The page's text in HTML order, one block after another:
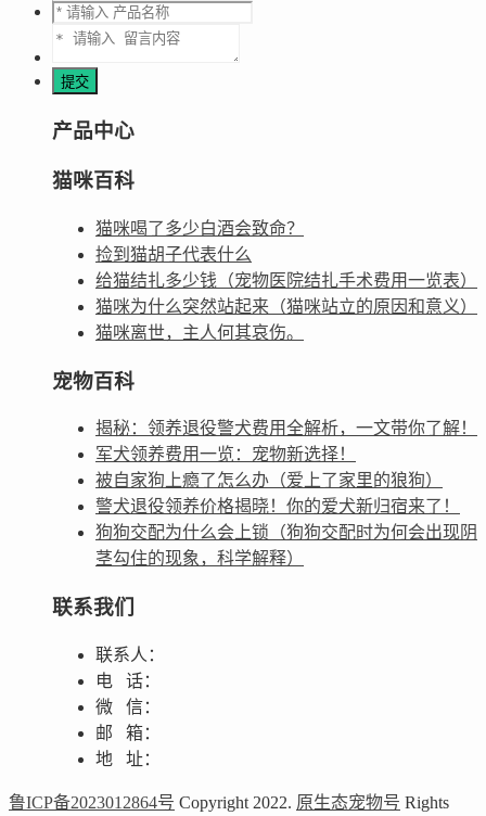
产品中心
猫咪百科
猫咪喝了多少白酒会致命？
捡到猫胡子代表什么
给猫结扎多少钱（宠物医院结扎手术费用一览表）
猫咪为什么突然站起来（猫咪站立的原因和意义）
猫咪离世，主人何其哀伤。
宠物百科
揭秘：领养退役警犬费用全解析，一文带你了解！
军犬领养费用一览：宠物新选择！
被自家狗上瘾了怎么办（爱上了家里的狼狗）
警犬退役领养价格揭晓！你的爱犬新归宿来了！
狗狗交配为什么会上锁（狗狗交配时为何会出现阴
茎勾住的现象，科学解释）
联系我们
联系人：
电 话：
微 信：
邮 箱：
地 址：
鲁ICP备2023012864号 Copyright 2022. 原生态宠物号 Rights